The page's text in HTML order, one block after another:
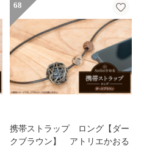
68
携帯ストラップ ロング【ダー
クブラウン】 アトリエかおる